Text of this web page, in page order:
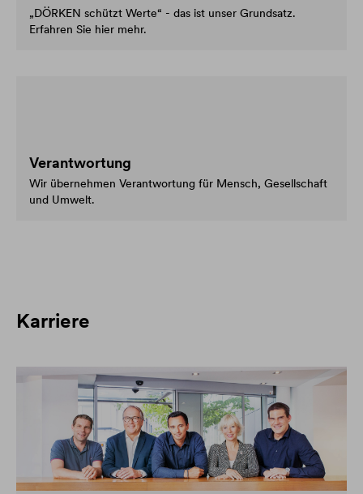
„DÖRKEN schützt Werte“ - das ist unser Grundsatz.
Erfahren Sie hier mehr.
Verantwortung
Wir übernehmen Verantwortung für Mensch, Gesellschaft
und Umwelt.
Karriere